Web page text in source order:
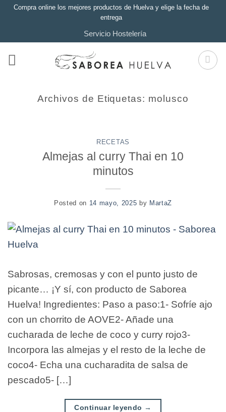
SaltarCompra online los mejores productos de Huelva y elige la fecha de
entrega
Servicio Hostelería
Archivos de Etiquetas: molusco
RECETAS
Almejas al curry Thai en 10
minutos
Posted on 14 mayo, 2025 by MartaZ
Sabrosas, cremosas y con el punto justo de
picante… ¡Y sí, con producto de Saborea
Huelva! Ingredientes: Paso a paso:1- Sofríe ajo
con un chorrito de AOVE2- Añade una
cucharada de leche de coco y curry rojo3-
Incorpora las almejas y el resto de la leche de
coco4- Echa una cucharadita de salsa de
pescado5- […]
Continuar leyendo →